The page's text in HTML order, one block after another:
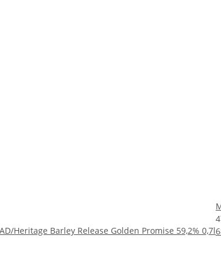
Heritage Barley Release Golden Promise 59,2% 0,7l